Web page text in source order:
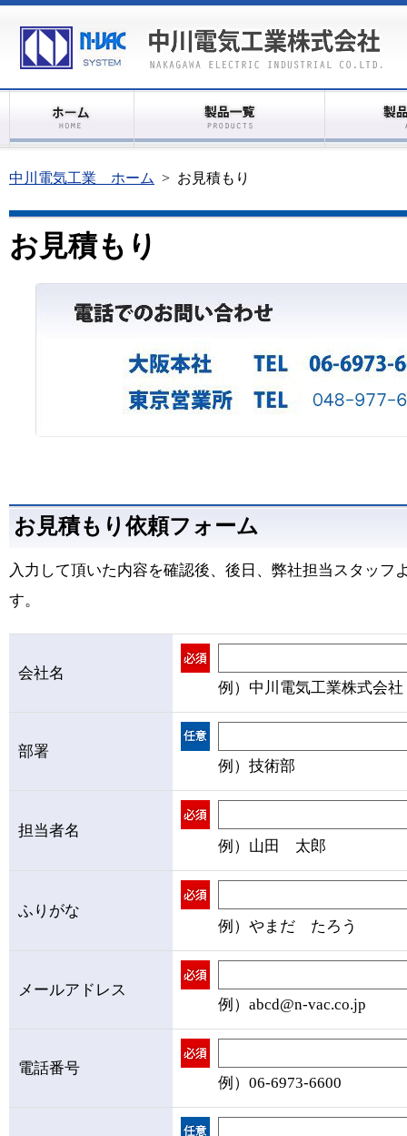
中川電気工業 ホーム > お見積もり
お見積もり
お見積もり依頼フォーム
入力して頂いた内容を確認後、後日、弊社担当スタッフ
す。
会社名
例）中川電気工業株式会社
部署
例）技術部
担当者名
例）山田 太郎
ふりがな
例）やまだ たろう
メールアドレス
例）abcd@n-vac.co.jp
電話番号
例）06-6973-6600